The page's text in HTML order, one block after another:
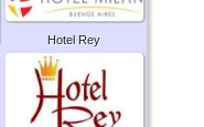
Hotel Rey